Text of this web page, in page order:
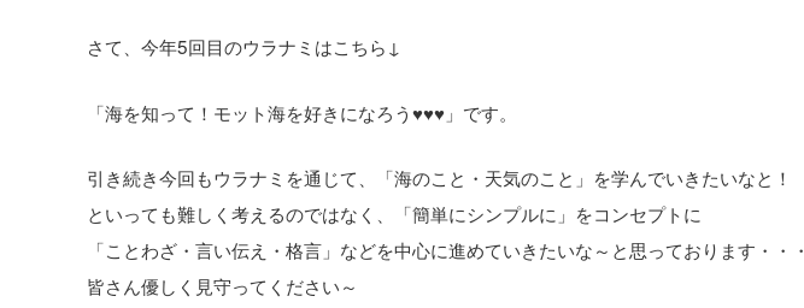
さて、今年5回目のウラナミはこちら↓
「海を知って！モット海を好きになろう♥♥♥」です。
引き続き今回もウラナミを通じて、「海のこと・天気のこと」を学んでいきたいなと！
といっても難しく考えるのではなく、「簡単にシンプルに」をコンセプトに
「ことわざ・言い伝え・格言」などを中心に進めていきたいな～と思っております・・・
皆さん優しく見守ってください～